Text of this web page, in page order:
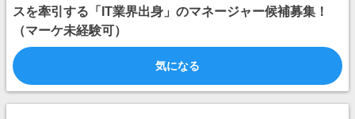
スを牽引する「IT業界出身」のマネージャー候補募集！
（マーケ未経験可）
気になる